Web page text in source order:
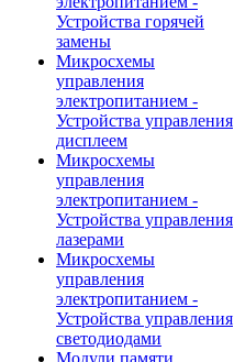
Устройства горячей
замены
Микросхемы
управления
электропитанием -
Устройства управления
дисплеем
Микросхемы
управления
электропитанием -
Устройства управления
лазерами
Микросхемы
управления
электропитанием -
Устройства управления
светодиодами
Модули памяти